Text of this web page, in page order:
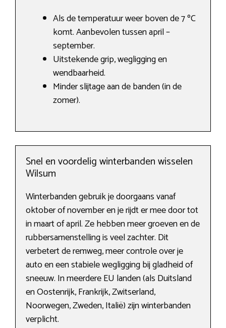
Als de temperatuur weer boven de 7 ºC
komt. Aanbevolen tussen april –
september.
Uitstekende grip, wegligging en
wendbaarheid.
Minder slijtage aan de banden (in de
zomer).
Snel en voordelig winterbanden wisselen
Wilsum
Winterbanden gebruik je doorgaans vanaf
oktober of november en je rijdt er mee door tot
in maart of april. Ze hebben meer groeven en de
rubbersamenstelling is veel zachter. Dit
verbetert de remweg, meer controle over je
auto en een stabiele wegligging bij gladheid of
sneeuw. In meerdere EU landen (als Duitsland
en Oostenrijk, Frankrijk, Zwitserland,
Noorwegen, Zweden, Italië) zijn winterbanden
verplicht.